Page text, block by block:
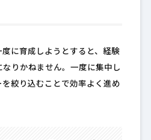
に育成しようとすると、経験
りかねません。一度に集中し
絞り込むことで効率よく進め